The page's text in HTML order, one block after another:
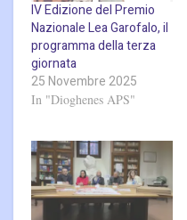
IV Edizione del Premio
Nazionale Lea Garofalo, il
programma della terza
giornata
25 Novembre 2025
In "Dioghenes APS"